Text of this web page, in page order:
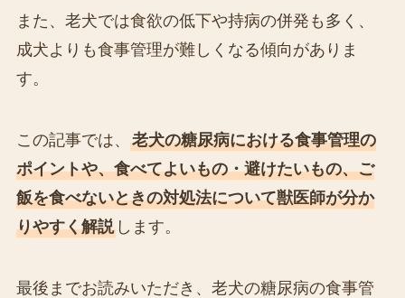
また、老犬では食欲の低下や持病の併発も多く、
成犬よりも食事管理が難しくなる傾向がありま
す。
この記事では、 老犬の糖尿病における食事管理の
ポイントや、食べてよいもの・避けたいもの、ご
飯を食べないときの対処法について獣医師が分か
りやすく解説します。
最後までお読みいただき、老犬の糖尿病の食事管